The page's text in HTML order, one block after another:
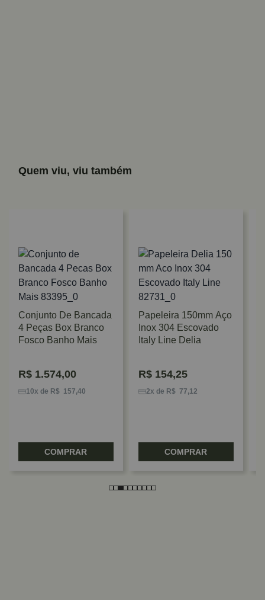
Quem viu, viu também
Conjunto De Bancada
4 Peças Box Branco
Fosco Banho Mais
R$ 1.574,00
10x de R$ 157,40
COMPRAR
Papeleira 150mm Aço
Inox 304 Escovado
Italy Line Delia
R$ 154,25
2x de R$ 77,12
COMPRAR